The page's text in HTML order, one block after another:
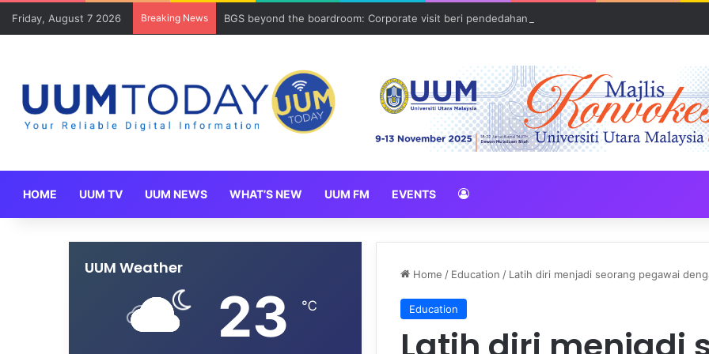
Friday, August 7 2026 Breaking News BGS beyond the boardroom: Corporate visit beri pendedahan dunia korporat kepada PELAJAR
HOME UUM TV UUM NEWS WHAT’S NEW UUM FM EVENTS
Home / Education / Latih diri menjadi seorang pegawai
Education
UUM Weather
23 ℃